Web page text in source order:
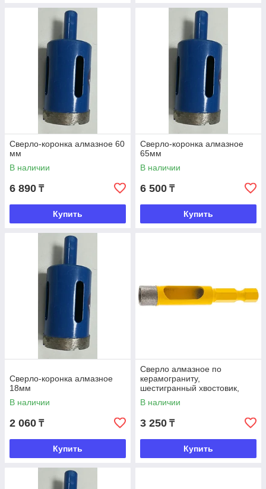
Сверло-коронка алмазное 60
мм
В наличии
6 890 ₸
Купить
Сверло-коронка алмазное
65мм
В наличии
6 500 ₸
Купить
Сверло-коронка алмазное
18мм
В наличии
2 060 ₸
Купить
Сверло алмазное по
керамограниту,
шестигранный хвостовик,
10*35 мм, Denzel
В наличии
3 250 ₸
Купить